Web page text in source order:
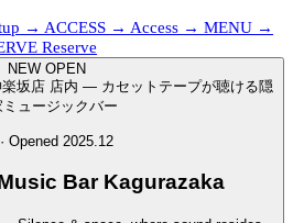
→ ACCESS → Access → MENU →
Reserve
NEW OPEN
Opened 2025.12
Bar Kagurazaka